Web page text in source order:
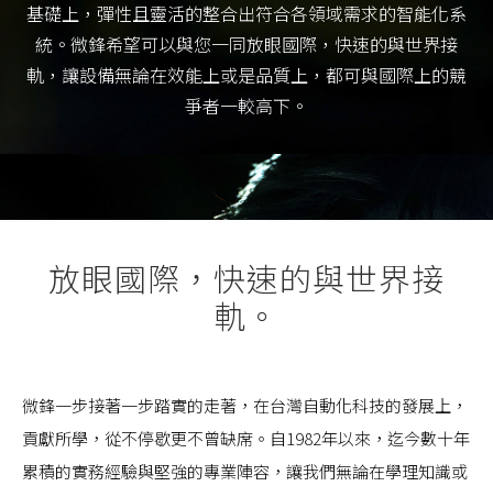
基礎上，彈性且靈活的整合出符合各領域需求的智能化系
統。微鋒希望可以與您一同放眼國際，快速的與世界接
軌，讓設備無論在效能上或是品質上，都可與國際上的競
爭者一較高下。
放眼國際，快速的與世界接
軌。
微鋒一步接著一步踏實的走著，在台灣自動化科技的發展上，
貢獻所學，從不停歇更不曾缺席。自1982年以來，迄今數十年
累積的實務經驗與堅強的專業陣容，讓我們無論在學理知識或